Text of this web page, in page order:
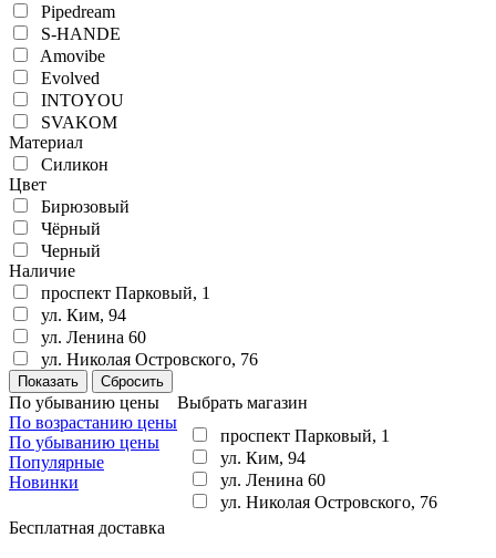
Pipedream
S-HANDE
Amovibe
Evolved
INTOYOU
SVAKOM
Материал
Силикон
Цвет
Бирюзовый
Чёрный
Черный
Наличие
проспект Парковый, 1
ул. Ким, 94
ул. Ленина 60
ул. Николая Островского, 76
По убыванию цены
По возрастанию цены
По убыванию цены
Популярные
Новинки
Выбрать магазин
проспект Парковый, 1
ул. Ким, 94
ул. Ленина 60
ул. Николая Островского, 76
Бесплатная доставка